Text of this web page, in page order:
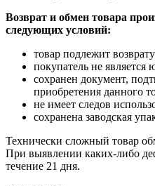
Возврат и обмен товара
следующих условий:
товар подлежит
покупатель не
сохранен документ,
приобретения данного
не имеет следов
сохранена заводская
Технически сложный товар
При выявлении каких-либо
течение 21 дня.